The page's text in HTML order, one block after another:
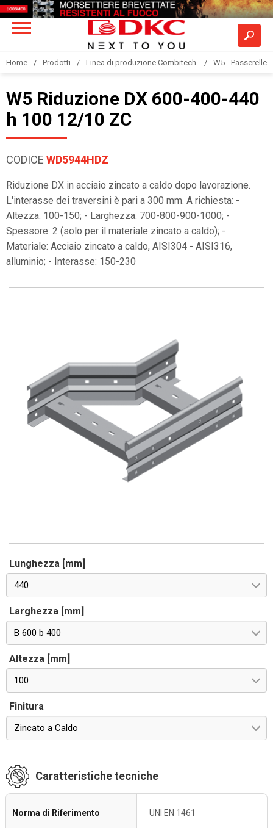
Home Prodotti Linea di produzione Combitech W5 - Passerelle
W5 Riduzione DX 600-400-440
h 100 12/10 ZC
CODICE WD5944HDZ
Riduzione DX in acciaio zincato a caldo dopo lavorazione.
L'interasse dei traversini è pari a 300 mm. A richiesta: -
Altezza: 100-150; - Larghezza: 700-800-900-1000; -
Spessore: 2 (solo per il materiale zincato a caldo); -
Materiale: Acciaio zincato a caldo, AISI304 - AISI316,
alluminio; - Interasse: 150-230
Lunghezza [mm]
440
Larghezza [mm]
B 600 b 400
Altezza [mm]
100
Finitura
Zincato a Caldo
Caratteristiche tecniche
Norma di Riferimento UNI EN 1461